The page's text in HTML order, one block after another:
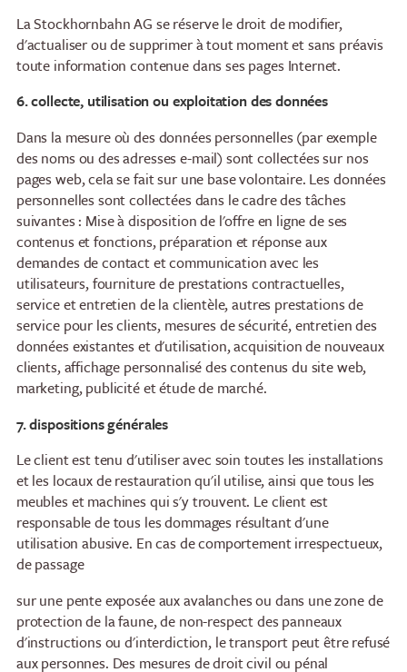
La Stockhornbahn AG se réserve le droit de modifier,
d'actualiser ou de supprimer à tout moment et sans préavis
toute information contenue dans ses pages Internet.
6. collecte, utilisation ou exploitation des données
Dans la mesure où des données personnelles (par exemple
des noms ou des adresses e-mail) sont collectées sur nos
pages web, cela se fait sur une base volontaire. Les données
personnelles sont collectées dans le cadre des tâches
suivantes : Mise à disposition de l'offre en ligne de ses
contenus et fonctions, préparation et réponse aux
demandes de contact et communication avec les
utilisateurs, fourniture de prestations contractuelles,
service et entretien de la clientèle, autres prestations de
service pour les clients, mesures de sécurité, entretien des
données existantes et d'utilisation, acquisition de nouveaux
clients, affichage personnalisé des contenus du site web,
marketing, publicité et étude de marché.
7. dispositions générales
Le client est tenu d'utiliser avec soin toutes les installations
et les locaux de restauration qu'il utilise, ainsi que tous les
meubles et machines qui s'y trouvent. Le client est
responsable de tous les dommages résultant d'une
utilisation abusive. En cas de comportement irrespectueux,
de passage
sur une pente exposée aux avalanches ou dans une zone de
protection de la faune, de non-respect des panneaux
d'instructions ou d'interdiction, le transport peut être refusé
aux personnes. Des mesures de droit civil ou pénal